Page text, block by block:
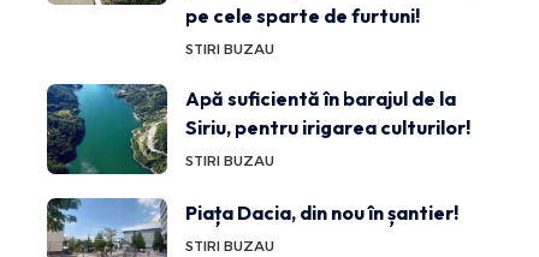
pe cele sparte de furtuni!
STIRI BUZAU
Apă suficientă în barajul de la
Siriu, pentru irigarea culturilor!
STIRI BUZAU
Piața Dacia, din nou în șantier!
STIRI BUZAU